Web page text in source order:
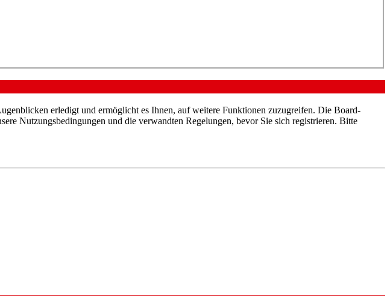
erledigt und ermöglicht es Ihnen, auf weitere Funktionen zuzugreifen. Die Board-
Nutzungsbedingungen und die verwandten Regelungen, bevor Sie sich registrieren. Bitte